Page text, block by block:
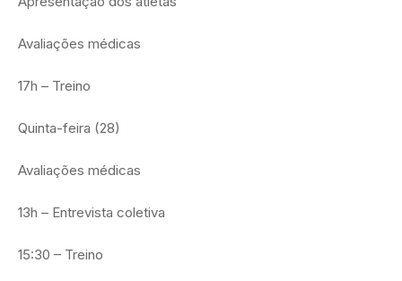
Avaliações médicas
17h – Treino
Quinta-feira (28)
Avaliações médicas
13h – Entrevista coletiva
15:30 – Treino